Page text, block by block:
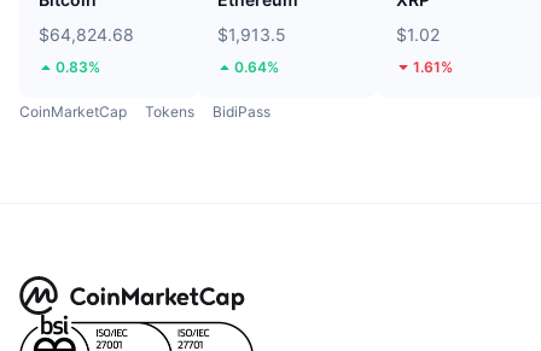
$64,824.68
0.83%
$1,913.5
0.64%
$1.02
1.61%
CoinMarketCap Tokens BidiPass